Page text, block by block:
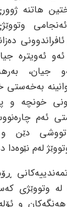
هاتنه‌
ئه‌ویتره‌
جیان،
خونچه‌ و
ئه‌م
تووشی
له‌م نێوه‌دا
وتووێژی
و